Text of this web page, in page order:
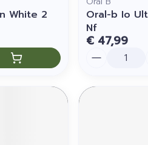
White 2
Oral-b Io
Nf
€ 47,99